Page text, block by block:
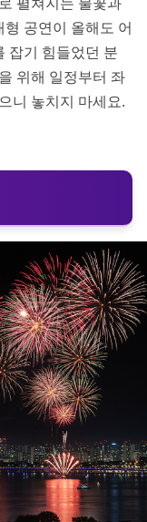
공연이 올해도 어
잡기 힘들었던 분
위해 일정부터 좌
니 놓치지 마세요.